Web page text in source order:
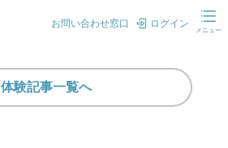
お問い合わせ窓口 ログイン
メニュー
体験記事一覧へ